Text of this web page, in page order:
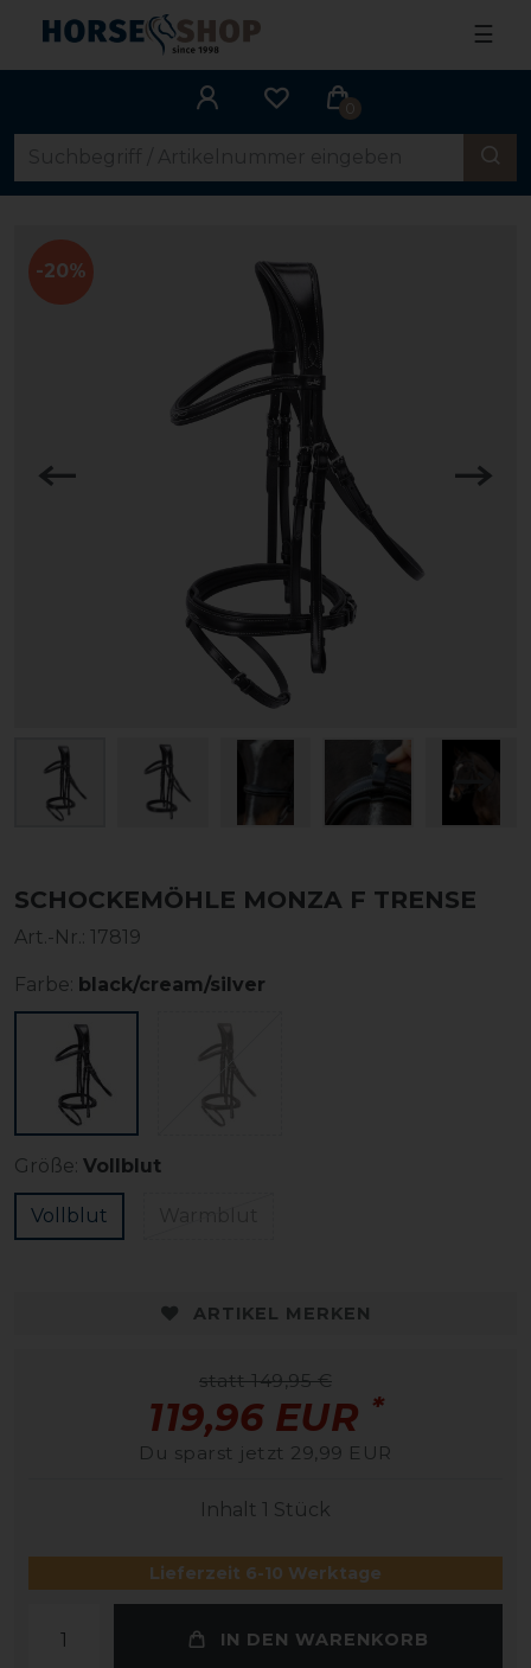
☰
0
-20%
SCHOCKEMÖHLE MONZA F TRENSE
Art.-Nr.: 17819
Farbe: black/cream/silver
Größe: Vollblut
Vollblut
ARTIKEL MERKEN
statt 149,95 €
119,96 EUR *
Du sparst jetzt 29,99 EUR
Inhalt 1 Stück
Lieferzeit 6-10 Werktage
IN DEN WARENKORB